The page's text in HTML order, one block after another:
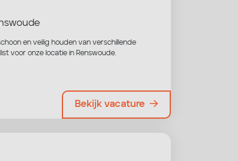
en veilig houden van verschillende
voor onze locatie in Renswoude.
Bekijk vacature